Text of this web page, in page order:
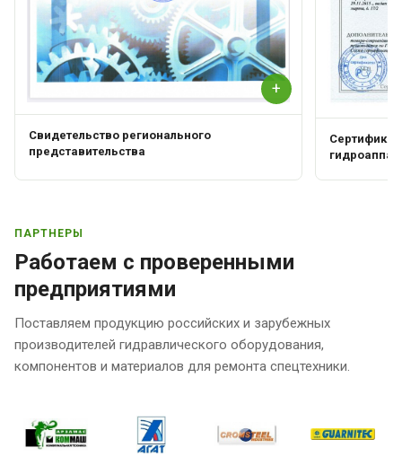
+
Свидетельство регионального
представительства
Сертификат
ПАРТНЕРЫ
Работаем с проверенными
предприятиями
Поставляем продукцию российских и зарубежных
производителей гидравлического оборудования,
компонентов и материалов для ремонта спецтехники.